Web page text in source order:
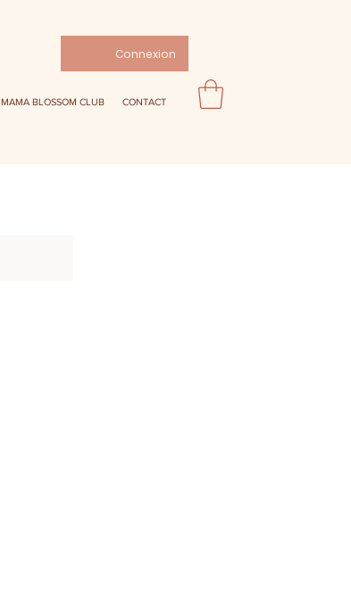
Connexion
MAMA BLOSSOM CLUB CONTACT